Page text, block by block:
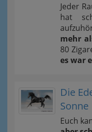
Jeder
hat
mehr
80
es war
Die
Sonne
Euch